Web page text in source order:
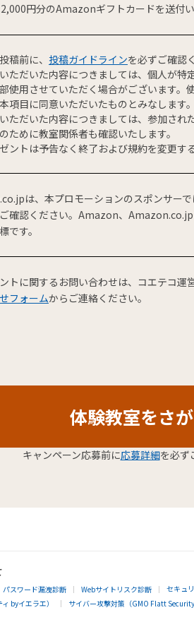
円分のAmazonギフトカードを送付い
稿前に、 投稿ガイドラインを必ずご確認
ただいた内容につきましては、個人が
使用させていただく場合がございます
項目に同意いただいたものとみなします。
ただいた内容につきましては、参加さ
ために教室関係者も確認いたします。
ントは予告なく終了および規約を変更す
は、本プロモーションのスポンサー
確認ください。Amazon、
です。
トに関するお問い合わせは、コエテコ運
フォームからご連絡ください。
体験教室をさ
キャンペーン応募前に応募詳細を必ず
パスワード漏洩診断 Webサイトリスク診断
セキュ
byイエラエ） サイバー攻撃対策（GMO Flatt Security